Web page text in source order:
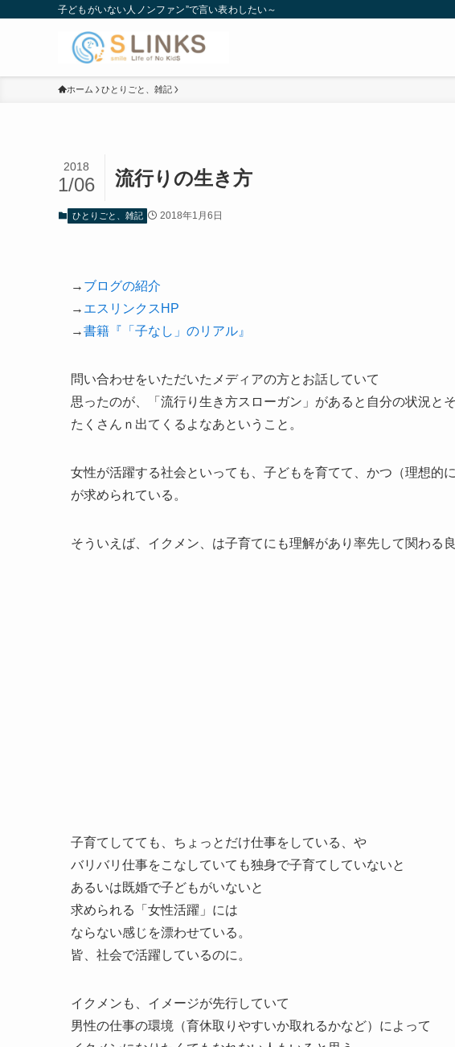
子どもがいない人ノンファン”で言い表わしたい～
ホーム ひとりごと、雑記
流行りの生き方
2018
1/06
ひとりごと、雑記 2018年1月6日
→ ブログの紹介
→ エスリンクスHP
→書籍『「子なし」のリアル』
問い合わせをいただいたメディアの方とお話していて
思ったのが、「流行り生き方スローガン」があると自分の状況と
たくさんｎ出てくるよなあということ。
女性が活躍する社会といっても、子どもを育てて、かつ（理想的
が求められている。
そういえば、イクメン、は子育てにも理解があり率先して関わる
子育てしてても、ちょっとだけ仕事をしている、や
バリバリ仕事をこなしていても独身で子育てしていないと
あるいは既婚で子どもがいないと
求められる「女性活躍」には
ならない感じを漂わせている。
皆、社会で活躍しているのに。
イクメンも、イメージが先行していて
男性の仕事の環境（育休取りやすいか取れるかなど）によって